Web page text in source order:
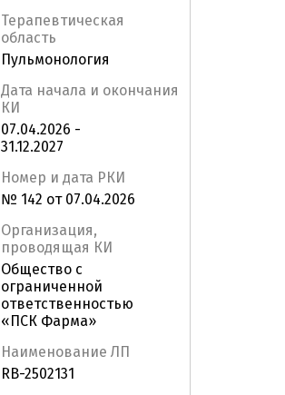
Терапевтическая
область
Пульмонология
Дата начала и окончания
КИ
07.04.2026 -
31.12.2027
Номер и дата РКИ
№ 142 от 07.04.2026
Организация,
проводящая КИ
Общество с
ограниченной
ответственностью
«ПСК Фарма»
Наименование ЛП
RB-2502131